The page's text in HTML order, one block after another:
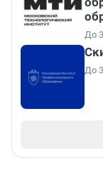
До
До